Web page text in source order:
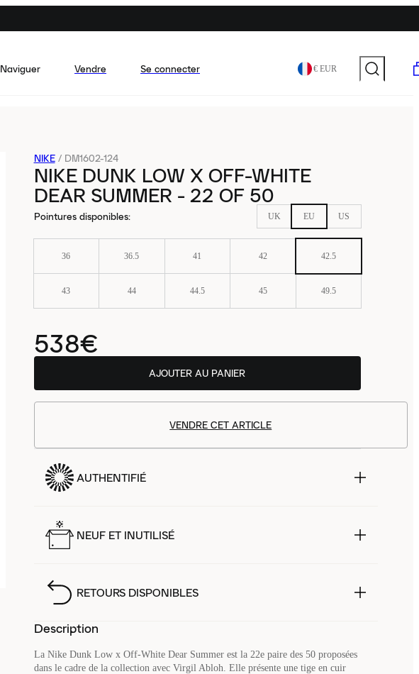
Naviguer Vendre Se connecter € EUR
NIKE / DM1602-124
NIKE DUNK LOW X OFF-WHITE
DEAR SUMMER - 22 OF 50
Pointures disponibles: UK EU US
36 36.5 41 42 42.5
43 44 44.5 45 49.5
538€
AJOUTER AU PANIER
VENDRE CET ARTICLE
AUTHENTIFIÉ
NEUF ET INUTILISÉ
RETOURS DISPONIBLES
Description
La Nike Dunk Low x Off-White Dear Summer est la 22e paire des 50 proposées
dans le cadre de la collection avec Virgil Abloh. Elle présente une tige en cuir